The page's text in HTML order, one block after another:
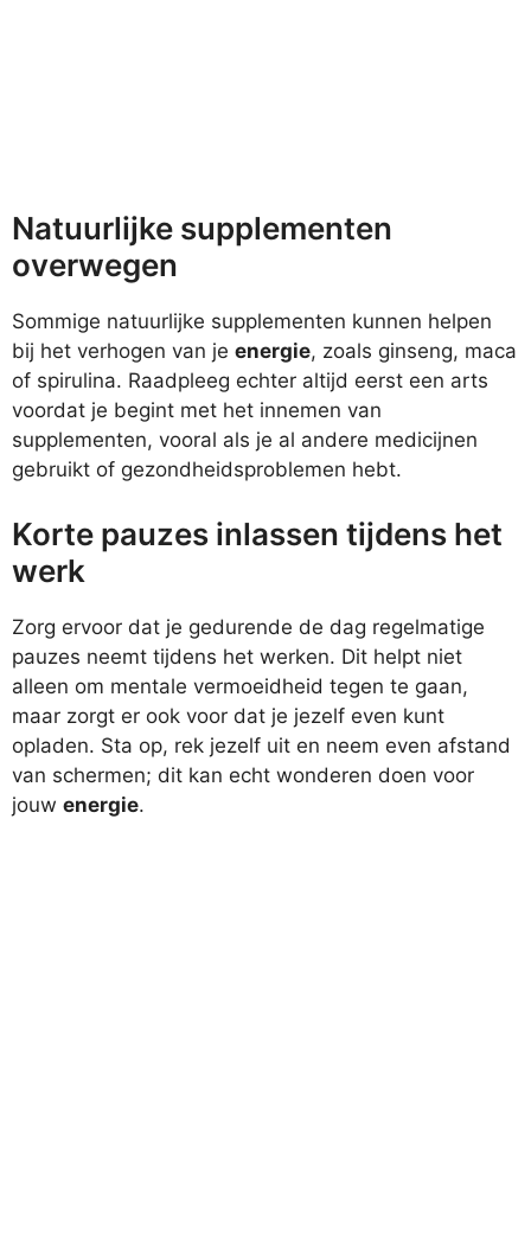
Natuurlijke supplementen
overwegen
Sommige natuurlijke supplementen kunnen helpen
bij het verhogen van je energie, zoals ginseng, maca
of spirulina. Raadpleeg echter altijd eerst een arts
voordat je begint met het innemen van
supplementen, vooral als je al andere medicijnen
gebruikt of gezondheidsproblemen hebt.
Korte pauzes inlassen tijdens het
werk
Zorg ervoor dat je gedurende de dag regelmatige
pauzes neemt tijdens het werken. Dit helpt niet
alleen om mentale vermoeidheid tegen te gaan,
maar zorgt er ook voor dat je jezelf even kunt
opladen. Sta op, rek jezelf uit en neem even afstand
van schermen; dit kan echt wonderen doen voor
jouw energie.